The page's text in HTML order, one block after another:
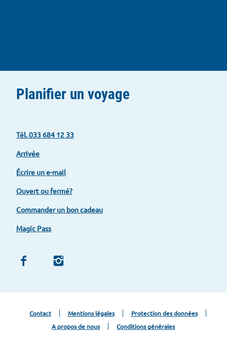
Planifier un voyage
Tél. 033 684 12 33
Arrivée
Écrire un e-mail
Ouvert ou fermé?
Commander un bon cadeau
Magic Pass
Z
F
Z
I
t
Contact Mentions légales
Protection des données
A propos de nous
Conditions générales